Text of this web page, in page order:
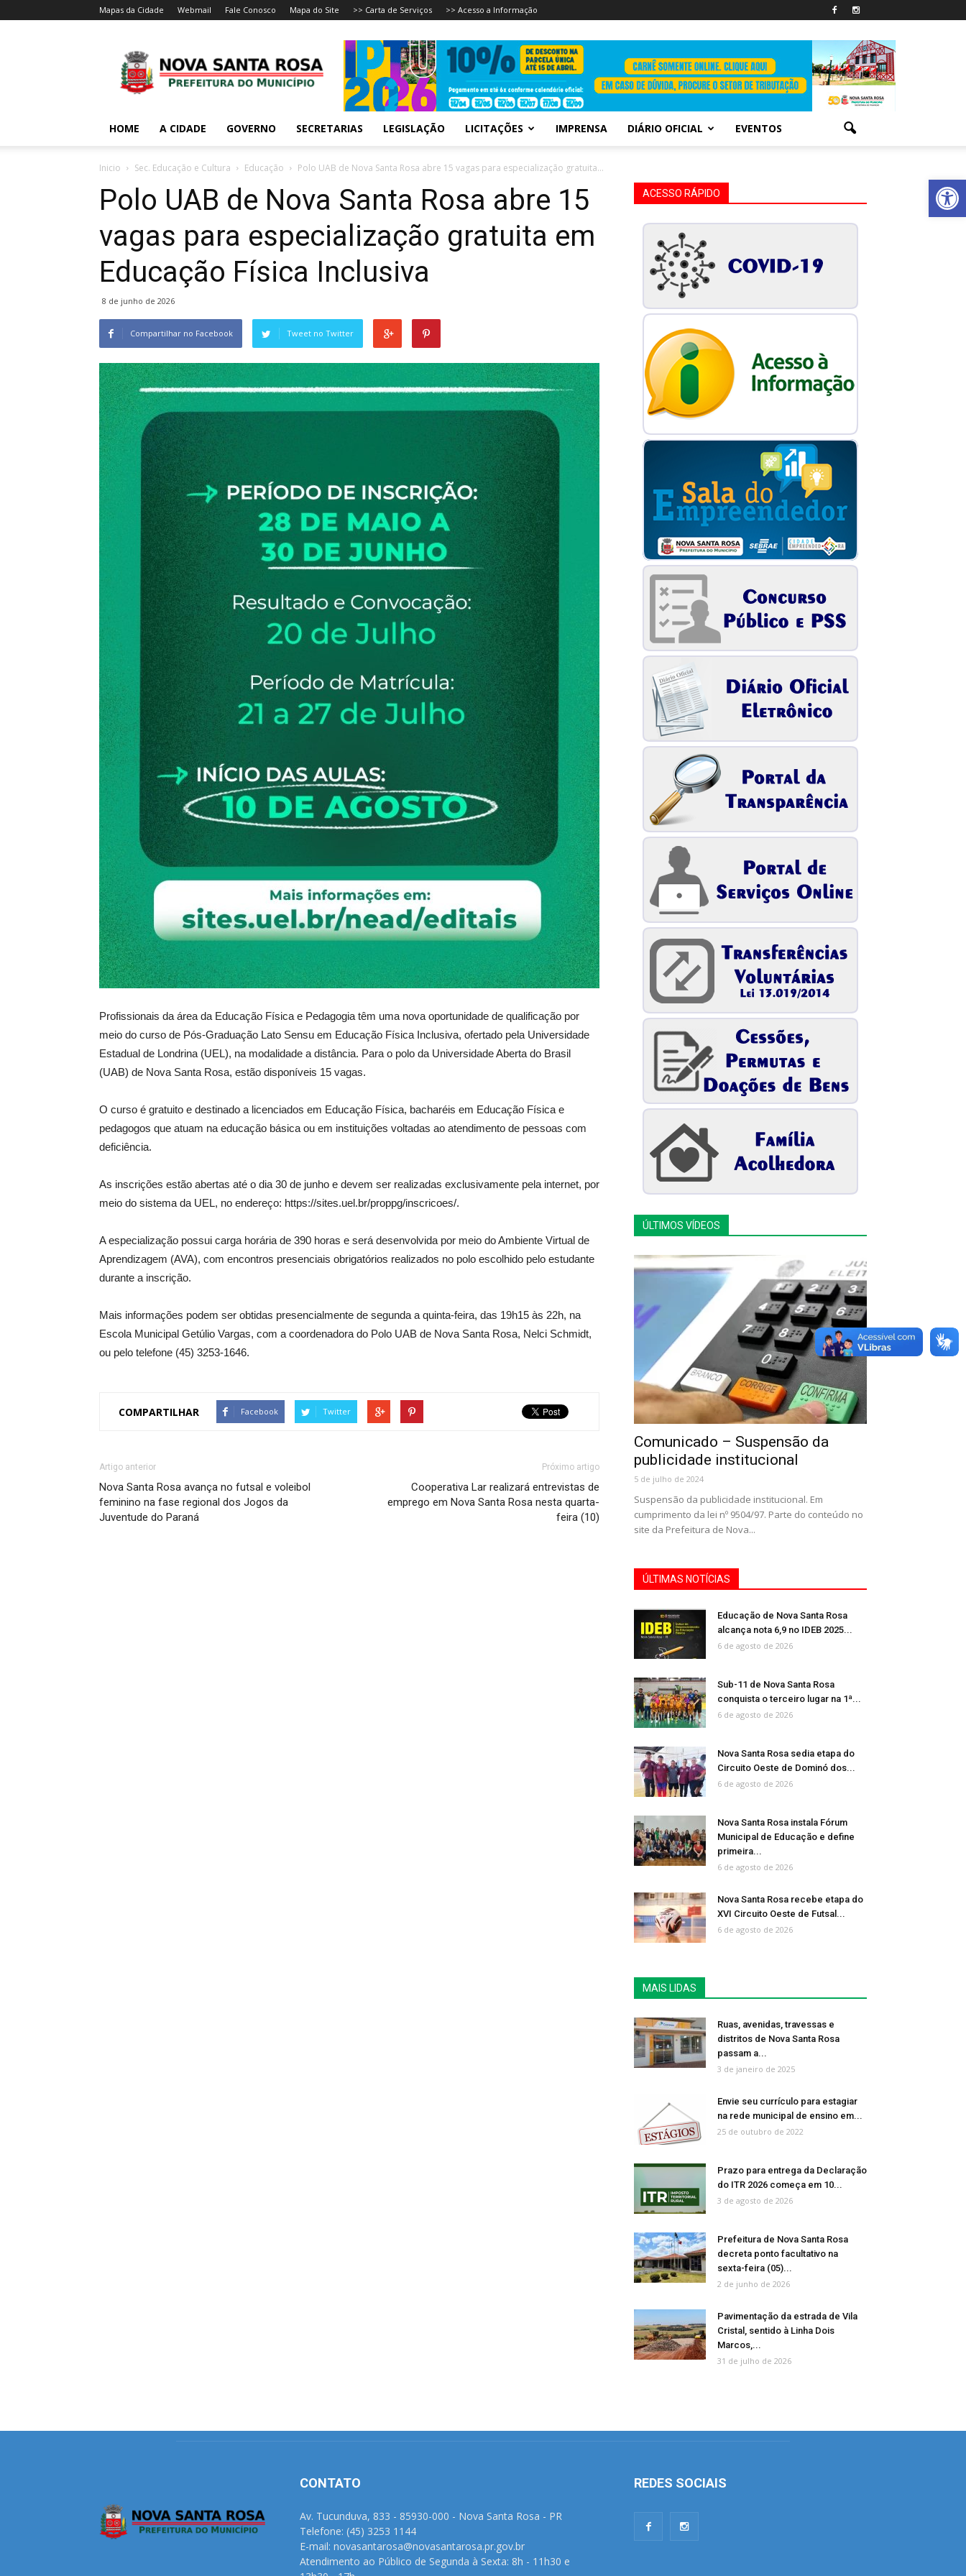
Abrir
Mapas da Cidade Webmail Fale Conosco Mapa do Site >> Carta de Serviços >> Acesso a Informação
HOME A CIDADE GOVERNO SECRETARIAS LEGISLAÇÃO LICITAÇÕES IMPRENSA DIÁRIO OFICIAL EVENTOS
Inicio Sec. Educação e Cultura Educação Polo UAB de Nova Santa Rosa abre 15 vagas para especialização gratuita...
Polo UAB de Nova Santa Rosa abre 15
vagas para especialização gratuita em
Educação Física Inclusiva
8 de junho de 2026
Compartilhar no Facebook Tweet no Twitter
Profissionais da área da Educação Física e Pedagogia têm uma nova oportunidade de qualificação por
meio do curso de Pós-Graduação Lato Sensu em Educação Física Inclusiva, ofertado pela Universidade
Estadual de Londrina (UEL), na modalidade a distância. Para o polo da Universidade Aberta do Brasil
(UAB) de Nova Santa Rosa, estão disponíveis 15 vagas.
O curso é gratuito e destinado a licenciados em Educação Física, bacharéis em Educação Física e
pedagogos que atuam na educação básica ou em instituições voltadas ao atendimento de pessoas com
deficiência.
As inscrições estão abertas até o dia 30 de junho e devem ser realizadas exclusivamente pela internet, por
meio do sistema da UEL, no endereço: https://sites.uel.br/proppg/inscricoes/.
A especialização possui carga horária de 390 horas e será desenvolvida por meio do Ambiente Virtual de
Aprendizagem (AVA), com encontros presenciais obrigatórios realizados no polo escolhido pelo estudante
durante a inscrição.
Mais informações podem ser obtidas presencialmente de segunda a quinta-feira, das 19h15 às 22h, na
Escola Municipal Getúlio Vargas, com a coordenadora do Polo UAB de Nova Santa Rosa, Nelci Schmidt,
ou pelo telefone (45) 3253-1646.
COMPARTILHAR Facebook Twitter
Artigo anterior
Nova Santa Rosa avança no futsal e voleibol
feminino na fase regional dos Jogos da
Juventude do Paraná
Próximo artigo
Cooperativa Lar realizará entrevistas de
emprego em Nova Santa Rosa nesta quarta-
feira (10)
ACESSO RÁPIDO
ÚLTIMOS VÍDEOS
Comunicado – Suspensão da
publicidade institucional
5 de julho de 2024
Suspensão da publicidade institucional. Em
cumprimento da lei nº 9504/97. Parte do conteúdo no
site da Prefeitura de Nova...
ÚLTIMAS NOTÍCIAS
Educação de Nova Santa Rosa
alcança nota 6,9 no IDEB 2025...
6 de agosto de 2026
Sub-11 de Nova Santa Rosa
conquista o terceiro lugar na 1ª...
6 de agosto de 2026
Nova Santa Rosa sedia etapa do
Circuito Oeste de Dominó dos...
6 de agosto de 2026
Nova Santa Rosa instala Fórum
Municipal de Educação e define
primeira...
6 de agosto de 2026
Nova Santa Rosa recebe etapa do
XVI Circuito Oeste de Futsal...
6 de agosto de 2026
MAIS LIDAS
Ruas, avenidas, travessas e
distritos de Nova Santa Rosa
passam a...
3 de janeiro de 2025
Envie seu currículo para estagiar
na rede municipal de ensino em...
25 de outubro de 2022
Prazo para entrega da Declaração
do ITR 2026 começa em 10...
3 de agosto de 2026
Prefeitura de Nova Santa Rosa
decreta ponto facultativo na
sexta-feira (05)...
2 de junho de 2026
Pavimentação da estrada de Vila
Cristal, sentido à Linha Dois
Marcos,...
31 de julho de 2026
CONTATO
Av. Tucunduva, 833 - 85930-000 - Nova Santa Rosa - PR
Telefone: (45) 3253 1144
E-mail: novasantarosa@novasantarosa.pr.gov.br
Atendimento ao Público de Segunda à Sexta: 8h - 11h30 e
REDES SOCIAIS